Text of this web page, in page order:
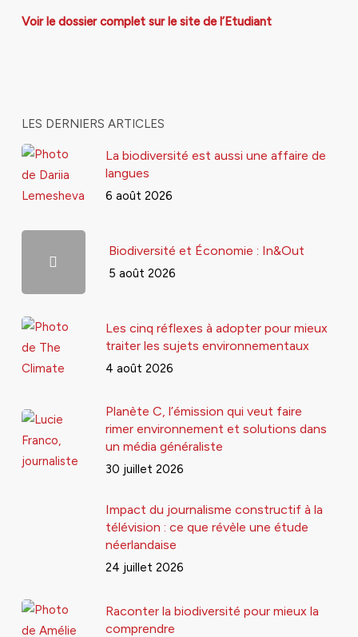
Voir le dossier complet sur le site de l’Etudiant
LES DERNIERS ARTICLES
La biodiversité est aussi une affaire de
langues
6 août 2026
Biodiversité et Économie : In&Out
5 août 2026
Les cinq réflexes à adopter pour mieux
traiter les sujets environnementaux
4 août 2026
Planète C, l’émission qui veut faire
rimer environnement et solutions dans
un média généraliste
30 juillet 2026
Impact du journalisme constructif à la
télévision : ce que révèle une étude
néerlandaise
24 juillet 2026
Raconter la biodiversité pour mieux la
comprendre